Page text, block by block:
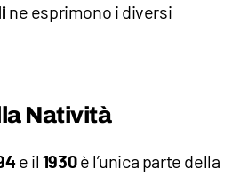
ne esprimono i diversi
Natività
e il 1930è l’unica parte della